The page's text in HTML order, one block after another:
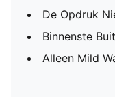
De Opdruk
Binnenste
Alleen Mild